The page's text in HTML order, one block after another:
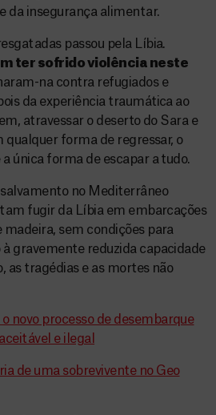
da insegurança alimentar.
passou pela Líbia.
ter sofrido violência neste
na contra refugiados e
da experiência traumática ao
atravessar o deserto do Sara e
qualquer forma de regressar, o
única forma de escapar a tudo.
no Mediterrâneo
fugir da Líbia em embarcações
madeira, sem condições para
à gravemente reduzida capacidade
as tragédias e as mortes não
novo processo de desembarque
e ilegal
de uma sobrevivente no Geo